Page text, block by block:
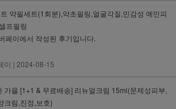
약필세트(1회분),약초필링,얼굴각질,민감성 예민피
프필링
페이에서 작성된 후기입니다.
이 | 2024-08-15
가을 [1+1 & 무료배송] 리뉴얼크림 15ml(문제성피부,
크림,진정,보호)